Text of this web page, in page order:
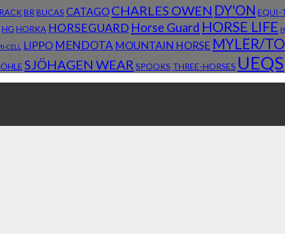
BR BUCAS CATAGOCHARLES OWEN DY'ON EQUI-
HG HORKA HORSEGUARD Horse Guard HORSE LIFE
CELL LIPPO MENDOTA MOUNTAIN HORSE MYLER/
SJÖHAGEN WEAR SPOOKS THREE-HORSES UEQS